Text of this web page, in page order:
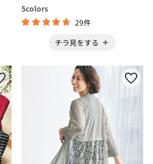
5colors
29件
チラ見をする